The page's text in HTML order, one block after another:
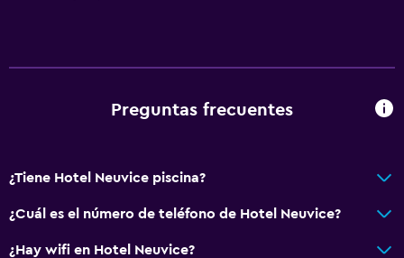
Gorro de baño
Tina de baño
Secador de pelo
Preguntas frecuentes
¿Tiene Hotel Neuvice piscina?
¿Cuál es el número de teléfono de Hotel Neuvice?
¿Hay wifi en Hotel Neuvice?